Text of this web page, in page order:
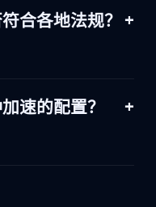
合各地法规？ +
速的配置？ +